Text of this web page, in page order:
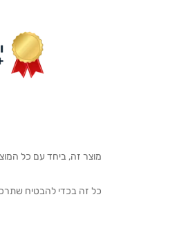
מוצר זה, ביחד עם כל
כל זה בכדי להבטיח